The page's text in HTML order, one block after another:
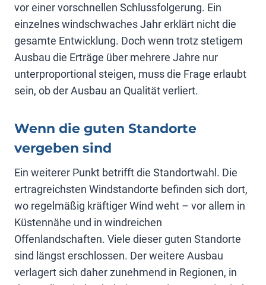
vor einer vorschnellen Schlussfolgerung. Ein
einzelnes windschwaches Jahr erklärt nicht die
gesamte Entwicklung. Doch wenn trotz stetigem
Ausbau die Erträge über mehrere Jahre nur
unterproportional steigen, muss die Frage erlaubt
sein, ob der Ausbau an Qualität verliert.
Wenn die guten Standorte
vergeben sind
Ein weiterer Punkt betrifft die Standortwahl. Die
ertragreichsten Windstandorte befinden sich dort,
wo regelmäßig kräftiger Wind weht – vor allem in
Küstennähe und in windreichen
Offenlandschaften. Viele dieser guten Standorte
sind längst erschlossen. Der weitere Ausbau
verlagert sich daher zunehmend in Regionen, in